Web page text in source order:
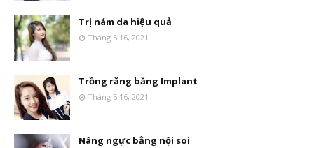
Trị nám da hiệu quả
Tháng 5 16, 2021
Trồng răng bằng Implant
Tháng 5 16, 2021
Nâng ngực bằng nội soi